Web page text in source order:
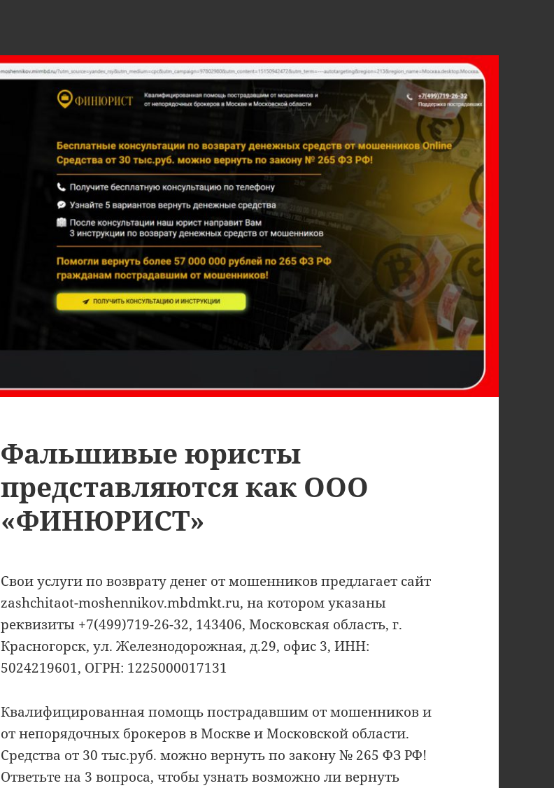
Фальшивые юристы
представляются как ООО
«ФИНЮРИСТ»
Свои услуги по возврату денег от мошенников предлагает сайт
zashchitaot-moshennikov.mbdmkt.ru, на котором указаны
реквизиты +7(499)719-26-32, 143406, Московская область, г.
Красногорск, ул. Железнодорожная, д.29, офис 3, ИНН:
5024219601, ОГРН: 1225000017131
Квалифицированная помощь пострадавшим от мошенников и
от непорядочных брокеров в Москве и Московской области.
Средства от 30 тыс.руб. можно вернуть по закону № 265 ФЗ РФ!
Ответьте на 3 вопроса, чтобы узнать возможно ли вернуть